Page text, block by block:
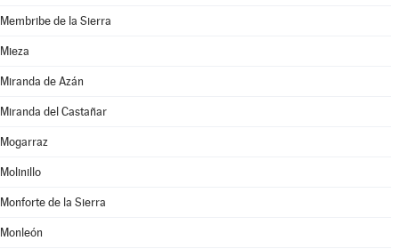
Membribe de la Sierra
Mieza
Miranda de Azán
Miranda del Castañar
Mogarraz
Molinillo
Monforte de la Sierra
Monleón